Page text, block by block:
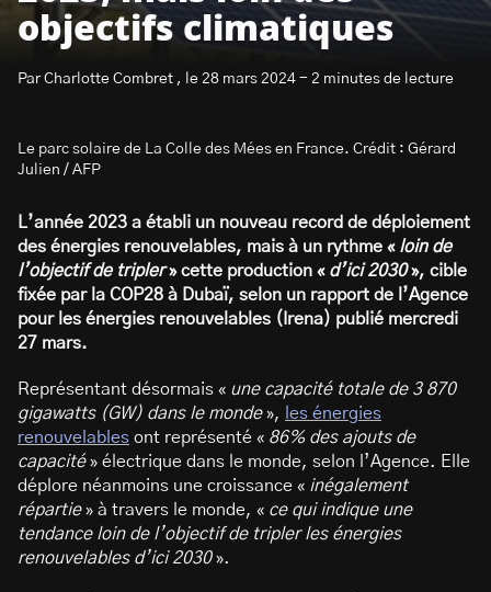
objectifs climatiques
Par Charlotte Combret , le 28 mars 2024 - 2 minutes de lecture
Le parc solaire de La Colle des Mées en France. Crédit : Gérard
Julien / AFP
L’année 2023 a établi un nouveau record de déploiement
des énergies renouvelables, mais à un rythme « loin de
l’objectif de tripler» cette production « d’ici 2030», cible
fixée par la COP28 à Dubaï, selon un rapport de l’Agence
pour les énergies renouvelables (Irena) publié mercredi
27 mars.
Représentant désormais « une capacité totale de 3 870
gigawatts (GW) dans le monde»,
les énergies
renouvelables ont représenté « 86% des ajouts de
capacité» électrique dans le monde, selon l’Agence. Elle
déplore néanmoins une croissance « inégalement
répartie» à travers le monde, « ce qui indique une
tendance loin de l’objectif de tripler les énergies
renouvelables d’ici 2030».
S’abonner à la newsletter